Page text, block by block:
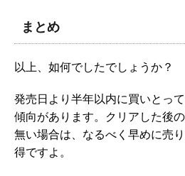
まとめ
以上、如何でしたでしょうか？
発売日より半年以内に買いとっ
傾向があります。クリアした後
無い場合は、なるべく早めに売
得ですよ。